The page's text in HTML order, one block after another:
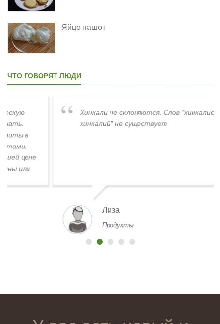
Яйцо пашот
ЧТО ГОВОРЯТ ЛЮДИ
Хинкали не склоняются. Слов "хинкалиев,
хинкалий" не существует
Лиза
Продукты